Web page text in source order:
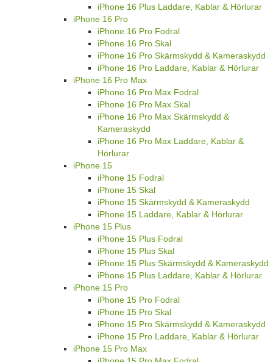
iPhone 16 Plus Laddare, Kablar & Hörlurar
iPhone 16 Pro
iPhone 16 Pro Fodral
iPhone 16 Pro Skal
iPhone 16 Pro Skärmskydd & Kameraskydd
iPhone 16 Pro Laddare, Kablar & Hörlurar
iPhone 16 Pro Max
iPhone 16 Pro Max Fodral
iPhone 16 Pro Max Skal
iPhone 16 Pro Max Skärmskydd &
Kameraskydd
iPhone 16 Pro Max Laddare, Kablar &
Hörlurar
iPhone 15
iPhone 15 Fodral
iPhone 15 Skal
iPhone 15 Skärmskydd & Kameraskydd
iPhone 15 Laddare, Kablar & Hörlurar
iPhone 15 Plus
iPhone 15 Plus Fodral
iPhone 15 Plus Skal
iPhone 15 Plus Skärmskydd & Kameraskydd
iPhone 15 Plus Laddare, Kablar & Hörlurar
iPhone 15 Pro
iPhone 15 Pro Fodral
iPhone 15 Pro Skal
iPhone 15 Pro Skärmskydd & Kameraskydd
iPhone 15 Pro Laddare, Kablar & Hörlurar
iPhone 15 Pro Max